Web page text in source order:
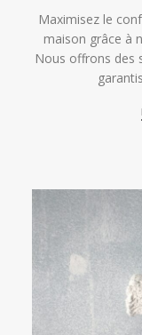
Maximisez le
maison grâce à
Nous offrons des